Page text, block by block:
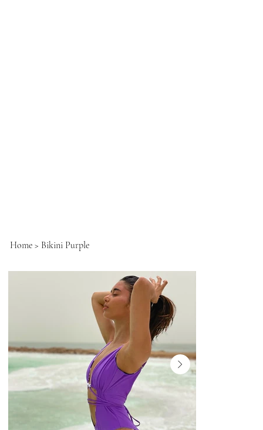
Home > Bikini Purple